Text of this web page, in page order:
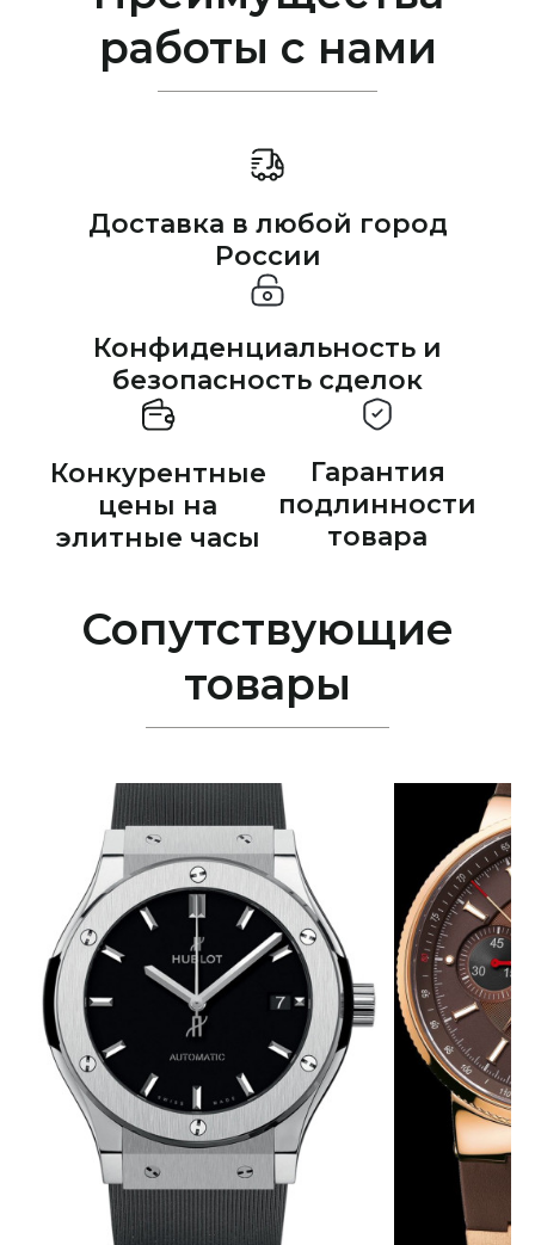
работы с нами
Доставка в любой город
России
Конфиденциальность и
безопасность сделок
Конкурентные
цены на
элитные часы
Гарантия
подлинности
товара
Сопутствующие
товары